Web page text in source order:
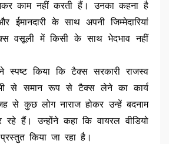
काम नहीं करती हैं। उनका कहना है
ईमानदारी के साथ अपनी जिम्मेदारियां
वसूली में किसी के साथ भेदभाव नहीं
ने स्पष्ट किया कि टैक्स सरकारी राजस्व
से समान रूप से टैक्स लेने का कार्य
से कुछ लोग नाराज होकर उन्हें बदनाम
हैं। उन्होंने कहा कि वायरल वीडियो
किया जा रहा है।